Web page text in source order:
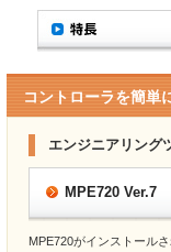
コントローラを簡単
エンジニアリング
MPE720 Ver.7
MPE720がインストール